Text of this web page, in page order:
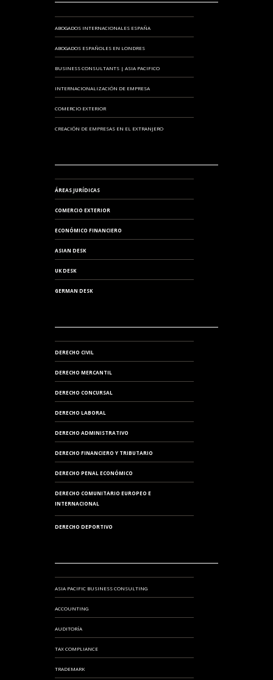
ABOGADOS INTERNACIONALES ESPAÑA
ABOGADOS ESPAÑOLES EN LONDRES
BUSINESS CONSULTANTS | ASIA PACIFICO
INTERNACIONALIZACIÓN DE EMPRESA
COMERCIO EXTERIOR
CREACIÓN DE EMPRESAS EN EL EXTRANJERO
ÁREAS JURÍDICAS
COMERCIO EXTERIOR
ECONÓMICO FINANCIERO
ASIAN DESK
UK DESK
GERMAN DESK
DERECHO CIVIL
DERECHO MERCANTIL
DERECHO CONCURSAL
DERECHO LABORAL
DERECHO ADMINISTRATIVO
DERECHO FINANCIERO Y TRIBUTARIO
DERECHO PENAL ECONÓMICO
DERECHO COMUNITARIO EUROPEO E
INTERNACIONAL
DERECHO DEPORTIVO
ASIA PACIFIC BUSINESS CONSULTING
ACCOUNTING
AUDITORÍA
TAX COMPLIANCE
TRADEMARK